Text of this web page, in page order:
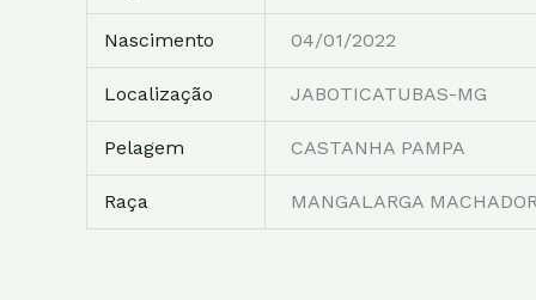
Nascimento 04/01/2022
Localização JABOTICATUBAS-MG
Pelagem CASTANHA PAMPA
Raça MANGALARGA